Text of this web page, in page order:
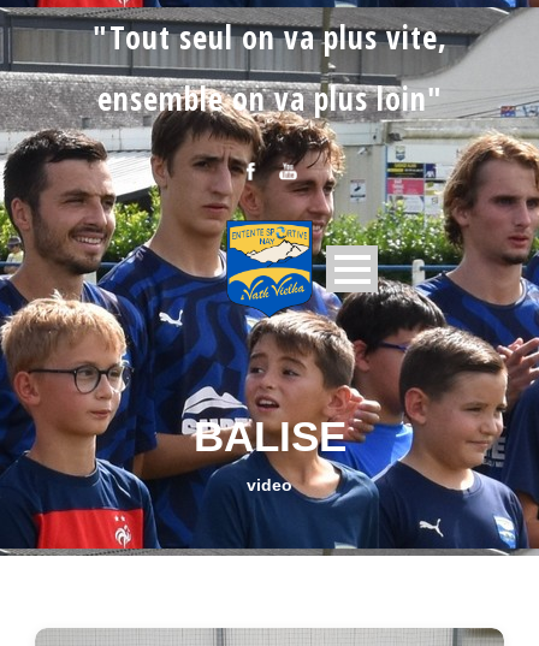
"Tout seul on va plus vite,
ensemble on va plus loin"
BALISE
video